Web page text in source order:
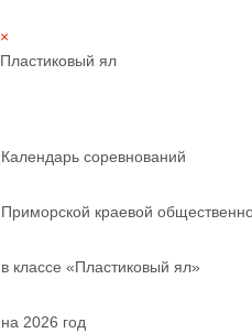
×
Пластиковый ял
Календарь соревнований
Приморской краевой
в классе «Пластиковый ял»
на 2026 год